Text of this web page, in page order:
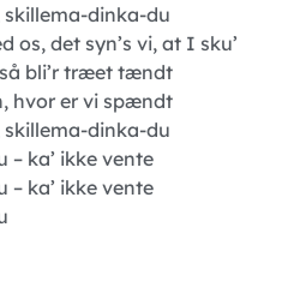
dinka-du
os, det syn’s vi, at I sku’
bli’r træet tændt
hvor er vi spændt
dinka-du
– ka’ ikke vente
– ka’ ikke vente